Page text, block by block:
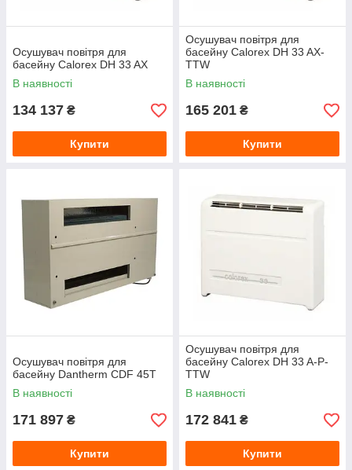
Осушувач повітря для
басейну Calorex DH 33 AX
В наявності
134 137 ₴
Купити
Осушувач повітря для
басейну Calorex DH 33 AX-
TTW
В наявності
165 201 ₴
Купити
Осушувач повітря для
басейну Dantherm CDF 45T
В наявності
171 897 ₴
Купити
Осушувач повітря для
басейну Calorex DH 33 A-P-
TTW
В наявності
172 841 ₴
Купити